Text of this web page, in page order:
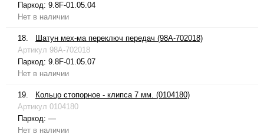
Паркод: 9.8F-01.05.04
Нет в наличии
18.
Шатун мех-ма переключ передач (98A-702018)
Артикул 98A-702018
Паркод: 9.8F-01.05.07
Нет в наличии
19.
Кольцо стопорное - клипса 7 мм. (0104180)
Артикул 0104180
Паркод: —
Нет в наличии